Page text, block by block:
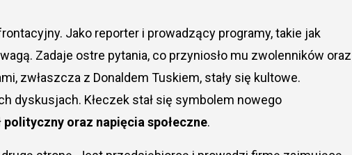
Jako reporter i prowadzący programy, takie jak
Zadaje ostre pytania, co przyniosło mu zwolenników oraz
zwłaszcza z Donaldem Tuskiem, stały się kultowe.
dyskusjach. Kłeczek stał się symbolem nowego
polityczny oraz napięcia społeczne.